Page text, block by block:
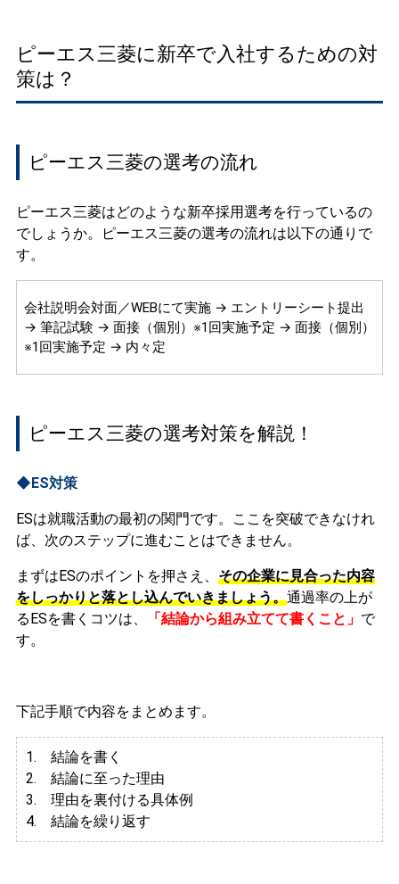
ピーエス三菱に新卒で入社するための対
策は？
ピーエス三菱の選考の流れ
ピーエス三菱はどのような新卒採用選考を行っているの
でしょうか。ピーエス三菱の選考の流れは以下の通りで
す。
会社説明会対面／WEBにて実施 → エントリーシート提出
→ 筆記試験 → 面接（個別）※1回実施予定 → 面接（個別）
※1回実施予定 → 内々定
ピーエス三菱の選考対策を解説！
◆ES対策
ESは就職活動の最初の関門です。ここを突破できなけれ
ば、次のステップに進むことはできません。
まずはESのポイントを押さえ、 その企業に見合った内容
をしっかりと落とし込んでいきましょう。通過率の上が
るESを書くコツは、
「結論から組み立てて書くこと」 で
す。
下記手順で内容をまとめます。
1. 結論を書く
2. 結論に至った理由
3. 理由を裏付ける具体例
4. 結論を繰り返す